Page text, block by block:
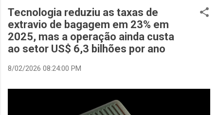
Tecnologia reduziu as taxas de
extravio de bagagem em 23% em
2025, mas a operação ainda custa
ao setor US$ 6,3 bilhões por ano
8/02/2026 08:24:00 PM